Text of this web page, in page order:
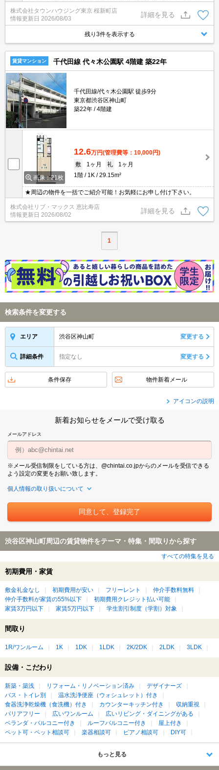
がご案内させていただきます！
株式会社タウンハウジング東京 桜新町店
情報更新日 2026/08/03
詳細を見る
残り3件を表示する
賃貸マンション 千代田線 代々木公園駅 4階建 築22年
千代田線/代々木公園駅 徒歩9分
東京都渋谷区神山町
築22年
4階建
画像：21枚
12.6万円(管理費等：10,000円)
敷
1ヶ月 礼
1ヶ月
1階
1K 29.15m²
★周辺の物件を一括でご紹介可能！お気軽にお申し付け下さい。
株式会社リブ・マックス 恵比寿店
情報更新日 2026/08/02
詳細を見る
1
検索条件を変更する
エリア 渋谷区神山町 変更する
詳細条件 指定なし 変更する
条件保存 物件新着メール
アイコンの説明
新着お知らせをメールで受け取る
メールアドレス
※メール受信制限をしている方は、@chintai.co.jpからのメールを受信できる
よう設定の変更をお願い致します。
個人情報の取り扱いについて
渋谷区神山町周辺の賃貸物件をテーマ・特集・間取りから探す
すべての特集を見る
初期費用・家賃
敷金礼金なし 初期費用が安い フリーレント
仲介手数料無料
仲介手数料が家賃の55%以下
初期費用クレジット払い可能
家賃3万円以下
家賃5万円以下 学生割引制度（学割）対象
間取り
1R/ワンルーム 1K 1DK 1LDK 2K/2DK 2LDK 3LDK
設備・こだわり
新築・築浅 リフォーム・リノベーション済み
デザイナーズ
バス・トイレ別
温水洗浄便座（ウォシュレット）付き
食器洗浄乾燥機（食洗機）付き
カウンターキッチン付き
収納重視
バリアフリー
広いワンルーム
広いリビング・ダイニングがある
ベランダ・バルコニー付き
ルーフバルコニー付き
屋上付き
ペット可・ペット相談可
楽器相談可 ピアノ相談可 DIY可
もっと見る